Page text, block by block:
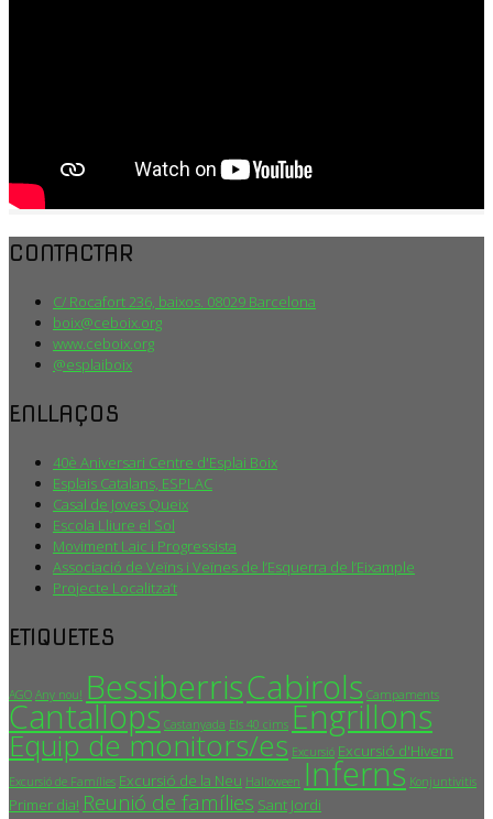
CONTACTAR
C/ Rocafort 236, baixos. 08029 Barcelona
boix@ceboix.org
www.ceboix.org
@esplaiboix
ENLLAÇOS
40è Aniversari Centre d'Esplai Boix
Esplais Catalans, ESPLAC
Casal de Joves Queix
Escola Lliure el Sol
Moviment Laic i Progressista
Associació de Veïns i Veïnes de l’Esquerra de l’Eixample
Projecte Localitza’t
ETIQUETES
AGO Any nou! BessiberrisCabirols Campaments
Cantallops Castanyada Els 40 cims Engrillons
Equip de monitors/es Excursió Excursió d'Hivern
Excursió de Famílies Excursió de la Neu Halloween Inferns Konjuntivitis
Primer dia! Reunió de famílies Sant Jordi